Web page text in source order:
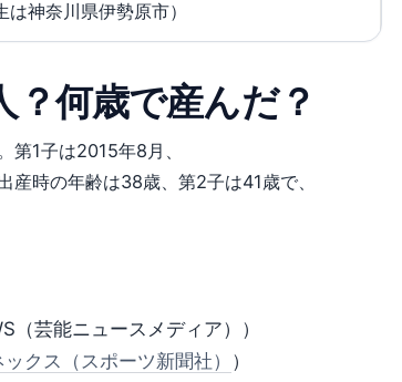
神奈川県伊勢原市）
何歳で産んだ？
第1子は2015年8月、
時の年齢は38歳、第2子は41歳で、
（芸能ニュースメディア））
クス（スポーツ新聞社） ）